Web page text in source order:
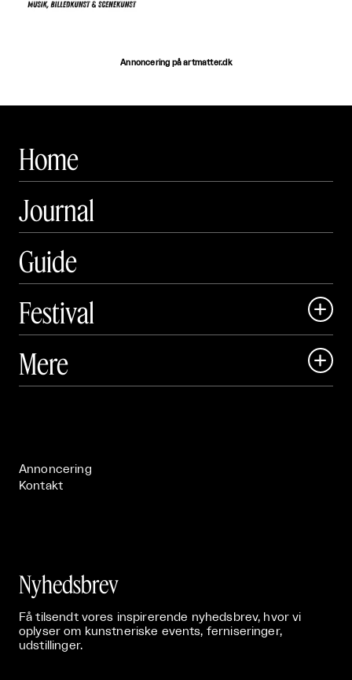
Annoncering på artmatter.dk
Home
Journal
Guide
Festival

 Art Matter Festival
Mere 
Annoncering
Kontakt
Nyhedsbrev
Få tilsendt vores inspirerende nyhedsbrev, hvor vi
oplyser om kunstneriske events, ferniseringer,
udstillinger.